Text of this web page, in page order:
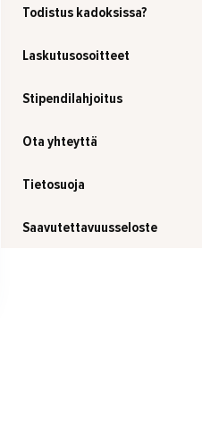
Todistus kadoksissa?
Laskutusosoitteet
Stipendilahjoitus
Ota yhteyttä
Tietosuoja
Saavutettavuusseloste